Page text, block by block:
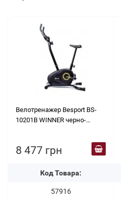
Велотренажер Besport BS-
10201B WINNER черно-
8 477 грн
Код Товара:
57916